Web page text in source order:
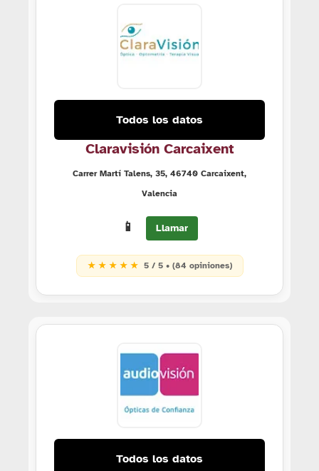
Todos los datos
Claravisión Carcaixent
Carrer Martí Talens, 35, 46740 Carcaixent,
Valencia
📱 Llamar
★ ★ ★ ★ ★ 5 / 5 • (84 opiniones)
Todos los datos